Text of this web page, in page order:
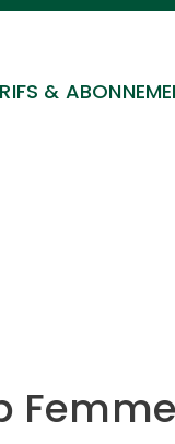
&